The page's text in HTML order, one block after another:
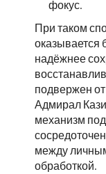
фокус.
При таком
оказывается
надёжнее
подвержен
Адмирал
механизм
между
обработкой.